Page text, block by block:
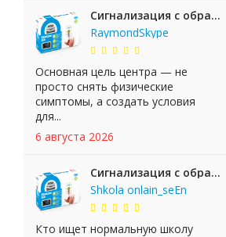
Сигнализация с обратной связью StarLine E65 BT 2CAN+LIN
RaymondSkype
Основная цель центра — не
просто снять физические
симптомы, а создать условия
для...
6 августа 2026
Сигнализация с обратной связью StarLine E65 BT 2CAN+LIN
Shkola onlain_seEn
Кто ищет нормальную школу